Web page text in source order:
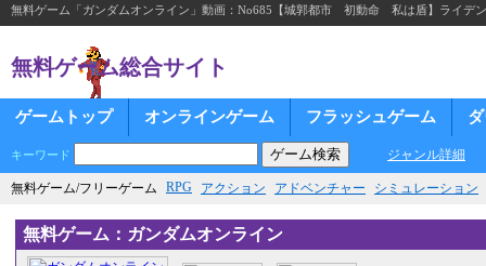
無料ゲーム「ガンダムオンライン」動画：No685【城郭都市 初動命 私は盾】ライデ
無料ゲーム総合サイト
ゲームトップ オンラインゲーム フラッシュゲーム
キーワード ジャンル詳細
無料ゲーム/フリーゲーム RPG アクション アドベンチャー シミュレーション
無料ゲーム：ガンダムオンライン